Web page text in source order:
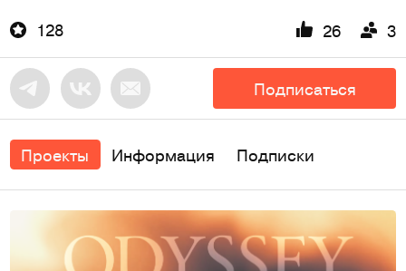
128
26 3
Подписаться
Проекты Информация Подписки